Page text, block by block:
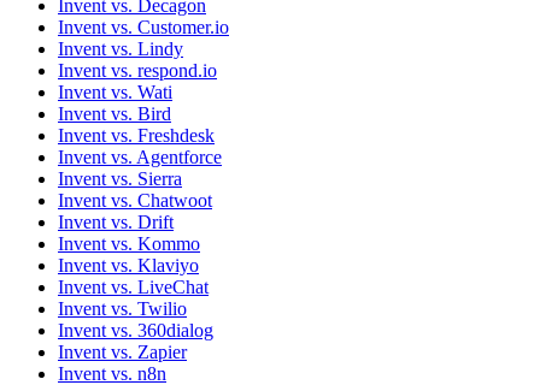
Invent vs. Decagon
Invent vs. Customer.io
Invent vs. Lindy
Invent vs. respond.io
Invent vs. Wati
Invent vs. Bird
Invent vs. Freshdesk
Invent vs. Agentforce
Invent vs. Sierra
Invent vs. Chatwoot
Invent vs. Drift
Invent vs. Kommo
Invent vs. Klaviyo
Invent vs. LiveChat
Invent vs. Twilio
Invent vs. 360dialog
Invent vs. Zapier
Invent vs. n8n